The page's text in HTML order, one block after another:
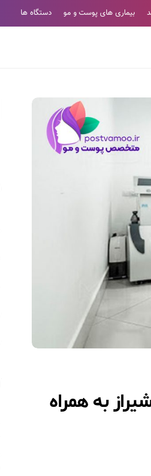
بیماری های پوست و مو دستگاه ها
به همراه